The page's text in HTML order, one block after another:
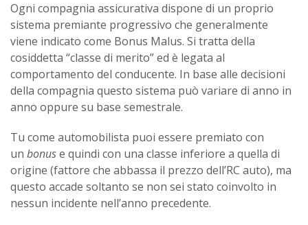
Ogni compagnia assicurativa dispone di un proprio
sistema premiante progressivo che generalmente
viene indicato come Bonus Malus. Si tratta della
cosiddetta “classe di merito” ed è legata al
comportamento del conducente. In base alle decisioni
della compagnia questo sistema può variare di anno in
anno oppure su base semestrale.
Tu come automobilista puoi essere premiato con
un bonuse quindi con una classe inferiore a quella di
origine (fattore che abbassa il prezzo dell’RC auto), ma
questo accade soltanto se non sei stato coinvolto in
nessun incidente nell’anno precedente.